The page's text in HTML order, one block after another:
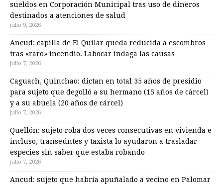
sueldos en Corporación Municipal tras uso de dineros
destinados a atenciones de salud
julio 9, 2026
Ancud: capilla de El Quilar queda reducida a escombros
tras «raro» incendio. Labocar indaga las causas
julio 7, 2026
Caguach, Quinchao: dictan en total 35 años de presidio
para sujeto que degolló a su hermano (15 años de cárcel)
y a su abuela (20 años de cárcel)
julio 7, 2026
Quellón: sujeto roba dos veces consecutivas en vivienda e
incluso, transeúntes y taxista lo ayudaron a trasladar
especies sin saber que estaba robando
julio 7, 2026
Ancud: sujeto que habría apuñalado a vecino en Palomar